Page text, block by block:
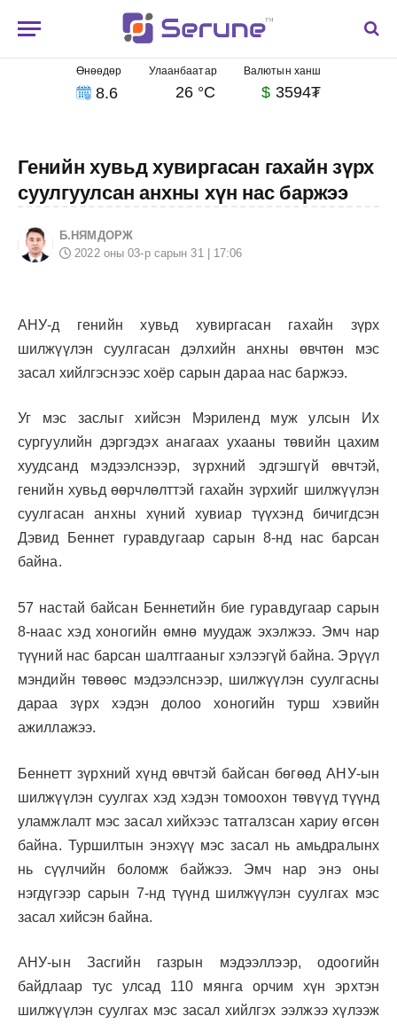
Өнөөдөр
8.6
Улаанбаатар
26 °C
Валютын ханш
$ 3594₮
Генийн хувьд хувиргасан гахайн зүрх
суулгуулсан анхны хүн нас баржээ
Б.НЯМДОРЖ
2022 оны 03-р сарын 31 | 17:06
АНУ-д генийн хувьд хувиргасан гахайн зүрх
шилжүүлэн суулгасан дэлхийн анхны өвчтөн мэс
засал хийлгэснээс хоёр сарын дараа нас баржээ.
Уг мэс заслыг хийсэн Мэриленд муж улсын Их
сургуулийн дэргэдэх анагаах ухааны төвийн цахим
хуудсанд мэдээлснээр, зүрхний эдгэшгүй өвчтэй,
генийн хувьд өөрчлөлттэй гахайн зүрхийг шилжүүлэн
суулгасан анхны хүний хувиар түүхэнд бичигдсэн
Дэвид Беннет гуравдугаар сарын 8-нд нас барсан
байна.
57 настай байсан Беннетийн бие гуравдугаар сарын
8-наас хэд хоногийн өмнө муудаж эхэлжээ. Эмч нар
түүний нас барсан шалтгааныг хэлээгүй байна. Эрүүл
мэндийн төвөөс мэдээлснээр, шилжүүлэн суулгасны
дараа зүрх хэдэн долоо хоногийн турш хэвийн
ажиллажээ.
Беннетт зүрхний хүнд өвчтэй байсан бөгөөд АНУ-ын
шилжүүлэн суулгах хэд хэдэн томоохон төвүүд түүнд
уламжлалт мэс засал хийхээс татгалзсан хариу өгсөн
байна. Туршилтын энэхүү мэс засал нь амьдралынх
нь сүүлчийн боломж байжээ. Эмч нар энэ оны
нэгдүгээр сарын 7-нд түүнд шилжүүлэн суулгах мэс
засал хийсэн байна.
АНУ-ын Засгийн газрын мэдээллээр, одоогийн
байдлаар тус улсад 110 мянга орчим хүн эрхтэн
шилжүүлэн суулгах мэс засал хийлгэх ээлжээ хүлээж